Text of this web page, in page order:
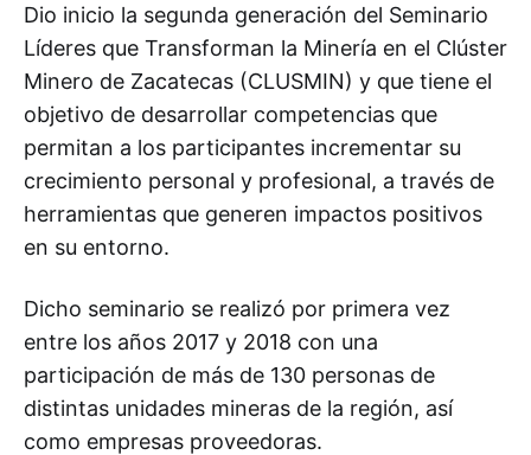
Dio inicio la segunda generación del Seminario
Líderes que Transforman la Minería en el Clúster
Minero de Zacatecas (CLUSMIN) y que tiene el
objetivo de desarrollar competencias que
permitan a los participantes incrementar su
crecimiento personal y profesional, a través de
herramientas que generen impactos positivos
en su entorno.
Dicho seminario se realizó por primera vez
entre los años 2017 y 2018 con una
participación de más de 130 personas de
distintas unidades mineras de la región, así
como empresas proveedoras.